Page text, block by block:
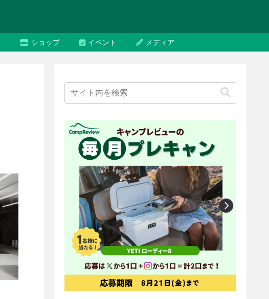
ショップ イベント メディア